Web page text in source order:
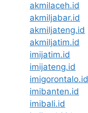
akmilaceh.id
akmiljabar.id
akmiljateng.id
akmiljatim.id
imijatim.id
imijateng.id
imigorontalo.id
imibanten.id
imibali.id